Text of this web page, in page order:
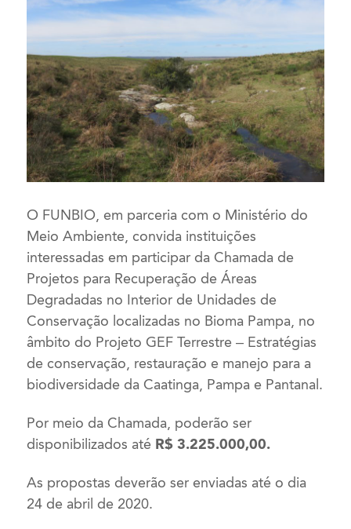
O FUNBIO, em parceria com o Ministério do
Meio Ambiente, convida instituições
interessadas em participar da Chamada de
Projetos para Recuperação de Áreas
Degradadas no Interior de Unidades de
Conservação localizadas no Bioma Pampa, no
âmbito do Projeto GEF Terrestre – Estratégias
de conservação, restauração e manejo para a
biodiversidade da Caatinga, Pampa e Pantanal.
Por meio da Chamada, poderão ser
disponibilizados até R$ 3.225.000,00.
As propostas deverão ser enviadas até o dia
24 de abril de 2020.